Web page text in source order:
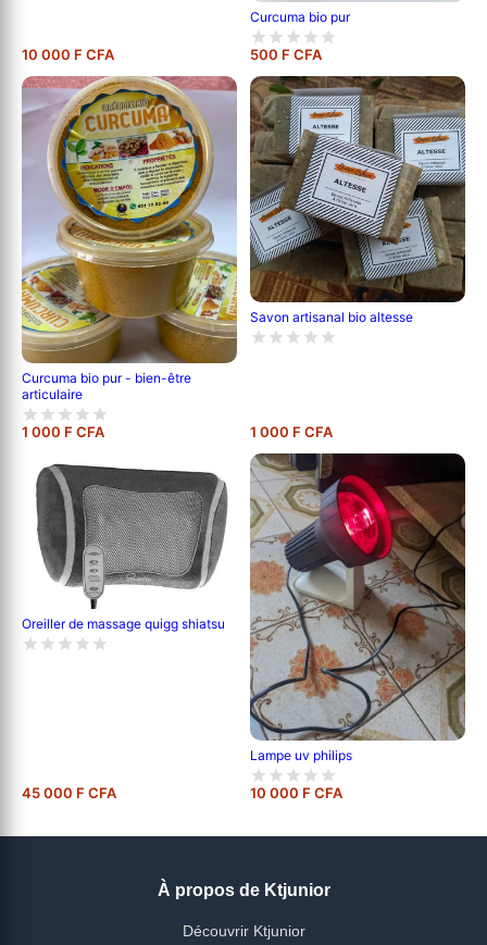
10 000 F CFA
Curcuma bio pur
500 F CFA
Curcuma bio pur - bien-être
articulaire
1 000 F CFA
Savon artisanal bio altesse
1 000 F CFA
Oreiller de massage quigg shiatsu
45 000 F CFA
Lampe uv philips
10 000 F CFA
À propos de Ktjunior
Découvrir Ktjunior